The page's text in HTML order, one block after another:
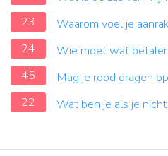
23
Waarom voel je
24
Wie moet wat
45
Mag je rood dragen
22
Wat ben je als je